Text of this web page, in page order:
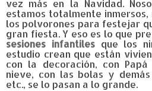
vez más en la Navidad.
estamos totalmente
los polvorones para festejar
gran fiesta. Y eso es lo que
sesiones infantilesque los
estudio crean que están
con la decoración, con
nieve, con las bolas y
etc., se lo pasan a lo grande.